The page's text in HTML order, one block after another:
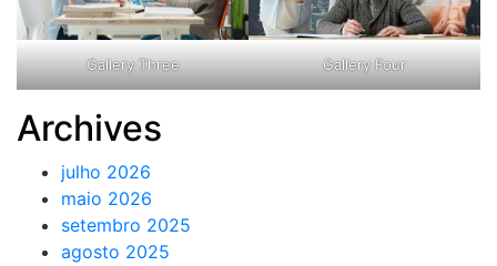
Gallery Three Gallery Four
Archives
julho 2026
maio 2026
setembro 2025
agosto 2025